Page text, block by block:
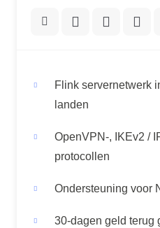
Flink servernetwerk
landen
OpenVPN-, IKEv2 /
protocollen
Ondersteuning voor
30-dagen geld terug